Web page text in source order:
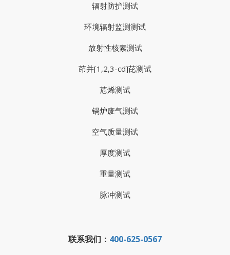
辐射防护测试
环境辐射监测测试
放射性核素测试
茚并[1,2,3-cd]芘测试
苊烯测试
锅炉废气测试
空气质量测试
厚度测试
重量测试
脉冲测试
联系我们： 400-625-0567